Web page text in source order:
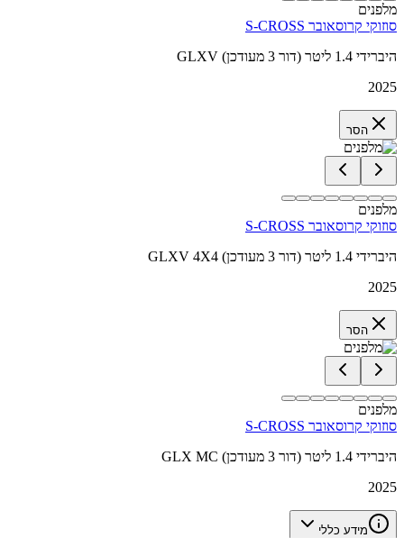
מלפנים
סוזוקי קרוסאובר S-CROSS
GLXV היברידי 1.4 ליטר (דור 3 מעודכן)
2025
הסר
מלפנים
סוזוקי קרוסאובר S-CROSS
GLXV 4X4 היברידי 1.4 ליטר (דור 3 מעודכן)
2025
הסר
מלפנים
סוזוקי קרוסאובר S-CROSS
GLX MC היברידי 1.4 ליטר (דור 3 מעודכן)
2025
מידע כללי